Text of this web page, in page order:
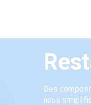
Des
nous